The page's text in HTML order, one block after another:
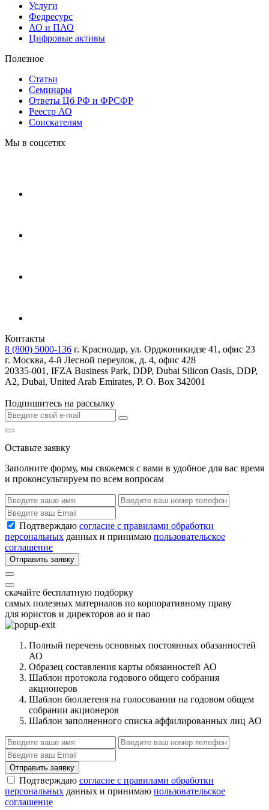
Услуги
Федресурс
АО и ПАО
Цифровые активы
Полезное
Статьи
Cеминары
Ответы Цб РФ и ФРСФР
Реестр АО
Соискателям
Мы в соцсетях
Контакты
8 (800) 5000-136 г. Краснодар, ул. Орджоникидзе 41, офис 23
г. Москва, 4-й Лесной переулок, д. 4, офис 428
20335-001, IFZA Business Park, DDP, Dubai Silicon Oasis, DDP,
A2, Dubai, United Arab Emirates, P. O. Box 342001
Подпишитесь на рассылку
Оставьте заявку
Заполните форму, мы свяжемся с вами в удобное для вас время
и проконсультируем по всем вопросам
Подтверждаю согласие с правилами обработки
персональных данных и принимаю пользовательское
соглашение
Отправить заявку
скачайте бесплатную подборку
самых полезных материалов по корпоративному праву
для юристов и директоров ао и пао
Полный перечень основных постоянных обазанностей
АО
Образец составления карты обязанностей АО
Шаблон протокола годового общего собрания
акционеров
Шаблон бюллетеня на голосовании на годовом общем
собрании акционеров
Шаблон заполненного списка аффилированных лиц АО
Отправить заявку
Подтверждаю согласие с правилами обработки
персональных данных и принимаю пользовательское
соглашение